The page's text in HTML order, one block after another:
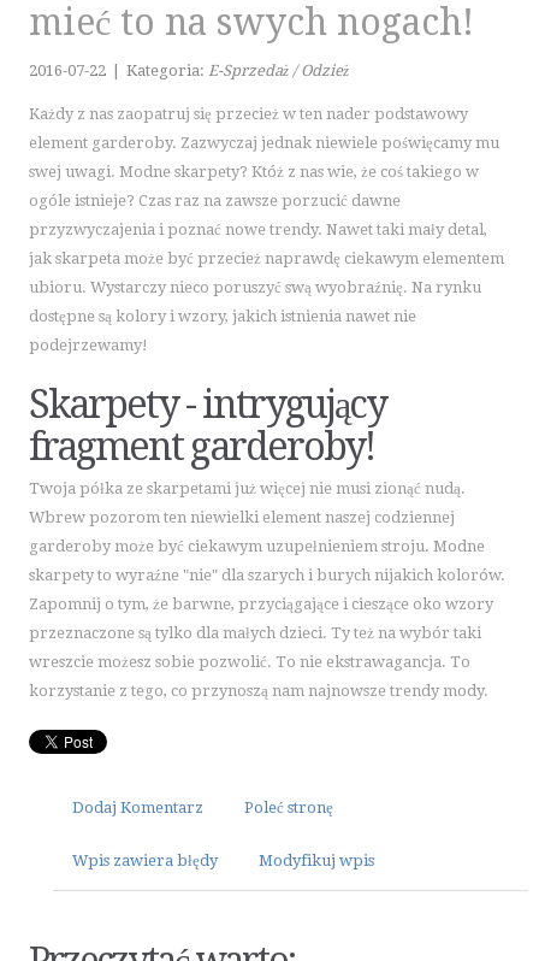
E-SPRZEDAŻ
BIŻUTERIA
MEBLE
WYPOSAŻENIE WNĘTRZ
WYPOSAŻENIE ŁAZIENKI
ODZIEŻ
SPORT
ELEKTRONIKA, RTV, AGD
CHEMIA
ART. SPOŻYWCZE
ELEKTRONARZĘDZIA
MASZYNY
NARZĘDZIA
PRZEMYSŁ METALOWY
MOTORYZACJA
TRANSPORT
USŁUGI MOTORYZACYJNE
PUBLIC RELATIONS
MATERIAŁY REKLAMOWE
mieć to na swych nogach!
2016-07-22 Kategoria: E-Sprzedaż / Odzież
Każdy z nas zaopatruj się przecież w ten nader podstawowy
element garderoby. Zazwyczaj jednak niewiele poświęcamy mu
swej uwagi. Modne skarpety? Któż z nas wie, że coś takiego w
ogóle istnieje? Czas raz na zawsze porzucić dawne
przyzwyczajenia i poznać nowe trendy. Nawet taki mały detal,
jak skarpeta może być przecież naprawdę ciekawym elementem
ubioru. Wystarczy nieco poruszyć swą wyobraźnię. Na rynku
dostępne są kolory i wzory, jakich istnienia nawet nie
podejrzewamy!
Skarpety - intrygujący
fragment garderoby!
Twoja półka ze skarpetami już więcej nie musi zionąć nudą.
Wbrew pozorom ten niewielki element naszej codziennej
garderoby może być ciekawym uzupełnieniem stroju. Modne
skarpety to wyraźne "nie" dla szarych i burych nijakich kolorów.
Zapomnij o tym, że barwne, przyciągające i cieszące oko wzory
przeznaczone są tylko dla małych dzieci. Ty też na wybór taki
wreszcie możesz sobie pozwolić. To nie ekstrawagancja. To
korzystanie z tego, co przynoszą nam najnowsze trendy mody.
Dodaj Komentarz Poleć stronę
Wpis zawiera błędy Modyfikuj wpis